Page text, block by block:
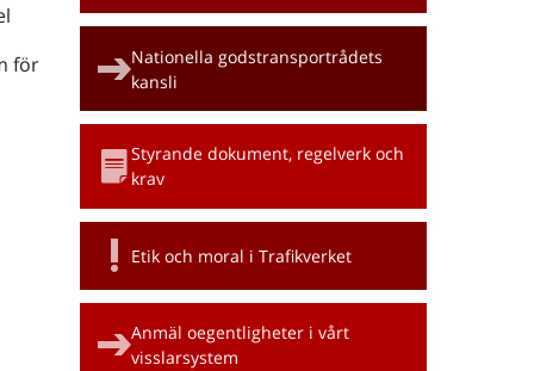
för
Nationella godstransportrådets
kansli
Styrande dokument, regelverk och
krav
Etik och moral i Trafikverket
Anmäl oegentligheter i vårt
visslarsystem